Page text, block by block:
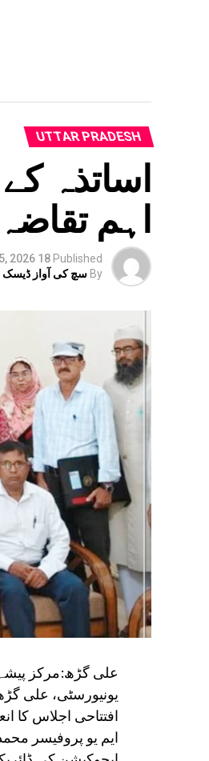
UTTAR PRADESH
اساتذہ
اہم
Published
18 hours ago
2026
By سچ کی آواز ڈیسک
علی گڑھ:مرکز
افتتاحی اجلاس
ایم یو پروفیسر